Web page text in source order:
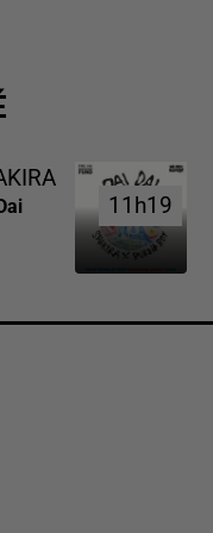
11h19
11h19